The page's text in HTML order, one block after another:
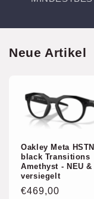
Neue Artikel
Oakley Meta HSTN
black Transitions
Amethyst - NEU &
versiegelt
Normaler
€469,00